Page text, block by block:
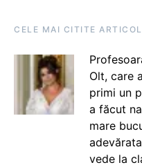
CELE MAI CITITE
Olt, care
primi un
a făcut
mare
vede la